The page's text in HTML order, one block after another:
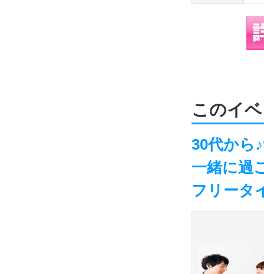
このイ
30代から
一緒に過
フリータ